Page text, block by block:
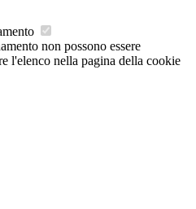
non possono essere
l'elenco nella pagina della cookie